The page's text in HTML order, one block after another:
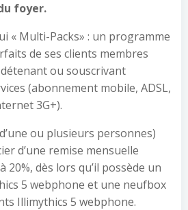
foyer.
« Multi-Packs» : un programme
de ses clients membres
ou souscrivant
(abonnement mobile, ADSL,
3G+).
ou plusieurs personnes)
d’une remise mensuelle
20%, dès lors qu’il possède un
5 webphone et une neufbox
Illimythics 5 webphone.